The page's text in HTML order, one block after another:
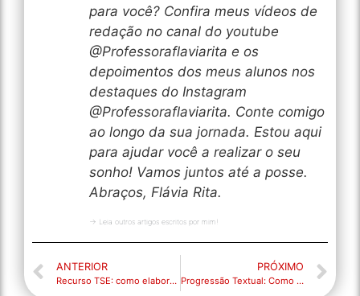
para você? Confira meus vídeos de
redação no canal do youtube
@Professoraflaviarita e os
depoimentos dos meus alunos nos
destaques do Instagram
@Professoraflaviarita. Conte comigo
ao longo da sua jornada. Estou aqui
para ajudar você a realizar o seu
sonho! Vamos juntos até a posse.
Abraços, Flávia Rita.
→ Leia outros artigos escritos por mim!
ANTERIOR
Recurso TSE: como elaborar um excelente documento
PRÓXIMO
Progressão Textual: Como Garantir um Texto Coeso e Bem Estruturado